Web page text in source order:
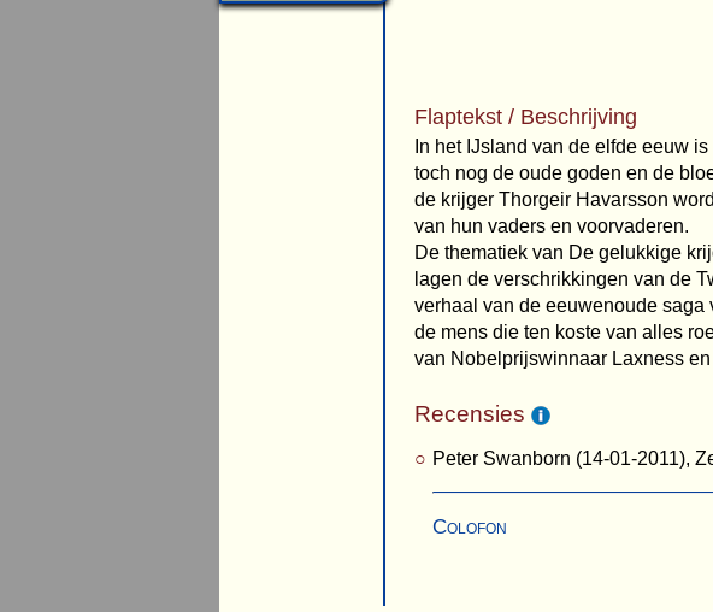
Flaptekst / Beschrijving
In het IJsland van de elfde eeuw
toch nog de oude goden en de
de krijger Thorgeir Havarsson
van hun vaders en voorvaderen.
De thematiek van De gelukkige
lagen de verschrik­kingen van de
verhaal van de eeuwenoude
de mens die ten koste van alles
van Nobelprijswinnaar Laxness
Recensies
Peter Swanborn (14-01-2011),
Colofon